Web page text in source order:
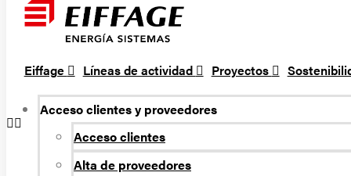
Eiffage Líneas de actividad Proyectos
Acceso clientes y proveedores
Acceso clientes
Alta de proveedores